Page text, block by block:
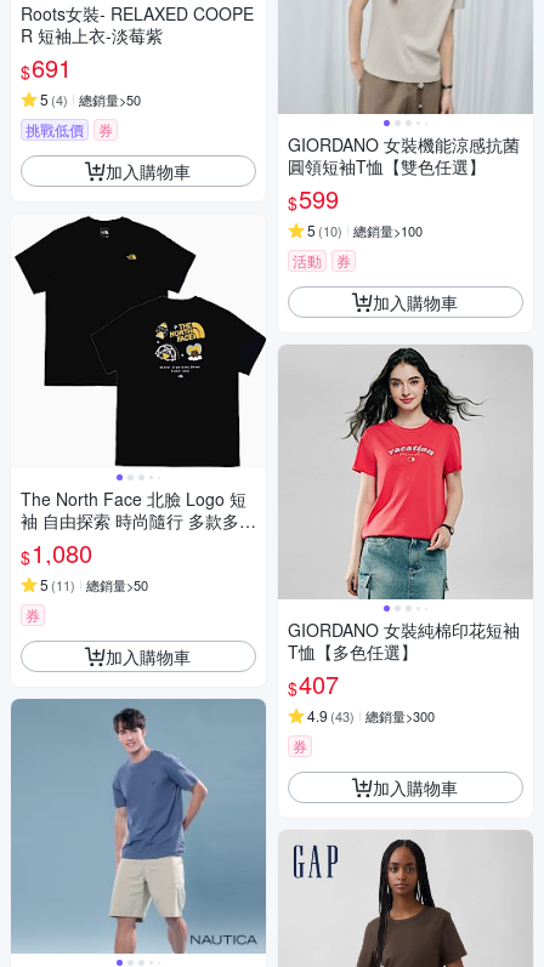
Roots女裝- RELAXED COOPE
R 短袖上衣-淡莓紫
$691
5 (4) 總銷量>50
挑戰低價 券
加入購物車
The North Face 北臉 Logo 短
袖 自由探索 時尚隨行 多款多色
選擇(平輸品)
$1,080
5 (11) 總銷量>50
券
加入購物車
GIORDANO 女裝機能涼感抗菌
圓領短袖T恤【雙色任選】
$599
5 (10) 總銷量>100
活動 券
加入購物車
GIORDANO 女裝純棉印花短袖
T恤【多色任選】
$407
4.9 (43) 總銷量>300
券
加入購物車